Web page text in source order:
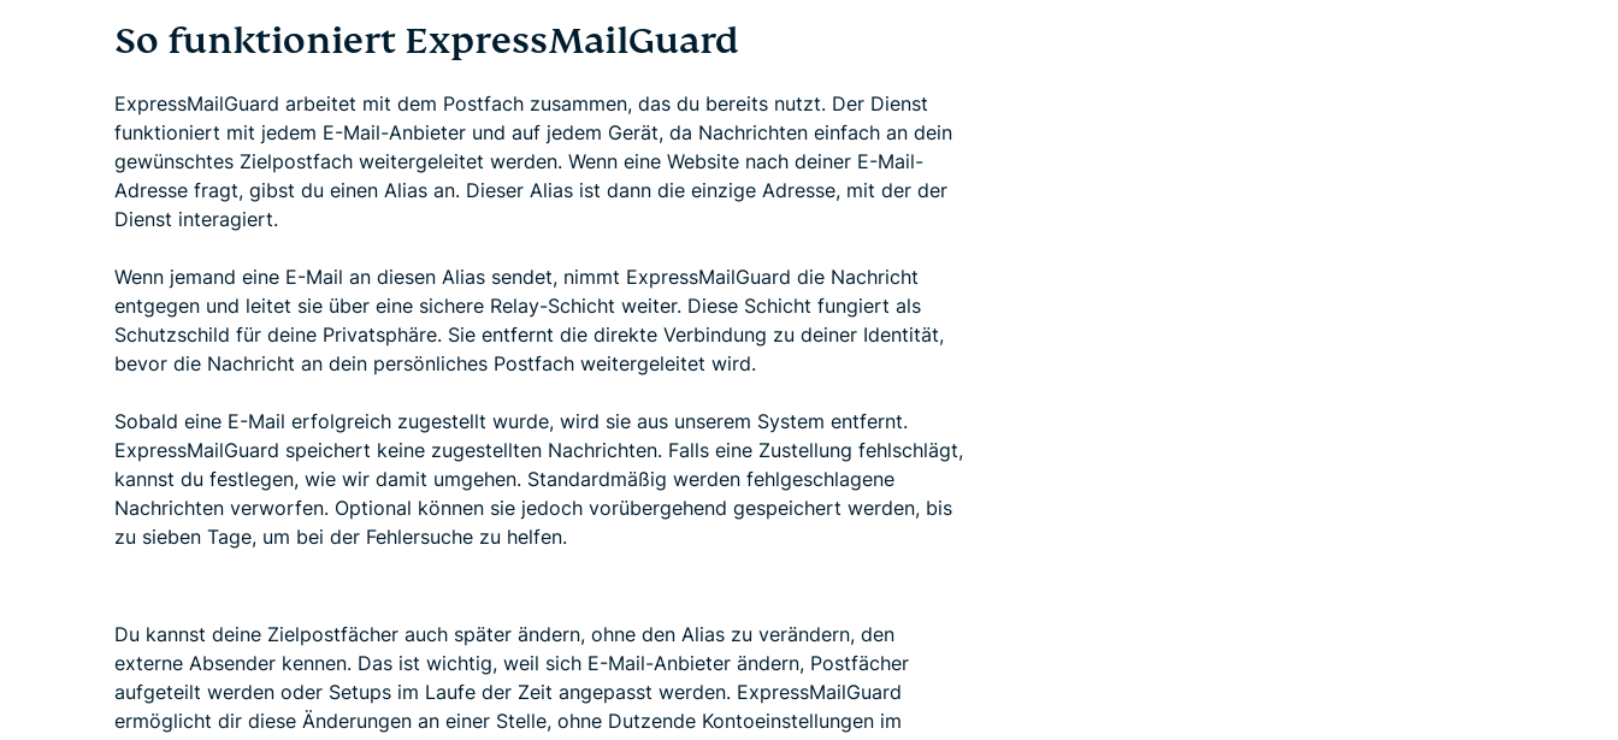
So funktioniert ExpressMailGuard
ExpressMailGuard arbeitet mit dem Postfach zusammen, das du bereits nutzt. Der Dienst
funktioniert mit jedem E-Mail-Anbieter und auf jedem Gerät, da Nachrichten einfach an dein
gewünschtes Zielpostfach weitergeleitet werden. Wenn eine Website nach deiner E-Mail-
Adresse fragt, gibst du einen Alias an. Dieser Alias ist dann die einzige Adresse, mit der der
Dienst interagiert.
Wenn jemand eine E-Mail an diesen Alias sendet, nimmt ExpressMailGuard die Nachricht
entgegen und leitet sie über eine sichere Relay-Schicht weiter. Diese Schicht fungiert als
Schutzschild für deine Privatsphäre. Sie entfernt die direkte Verbindung zu deiner Identität,
bevor die Nachricht an dein persönliches Postfach weitergeleitet wird.
Sobald eine E-Mail erfolgreich zugestellt wurde, wird sie aus unserem System entfernt.
ExpressMailGuard speichert keine zugestellten Nachrichten. Falls eine Zustellung fehlschlägt,
kannst du festlegen, wie wir damit umgehen. Standardmäßig werden fehlgeschlagene
Nachrichten verworfen. Optional können sie jedoch vorübergehend gespeichert werden, bis
zu sieben Tage, um bei der Fehlersuche zu helfen.
Du kannst deine Zielpostfächer auch später ändern, ohne den Alias zu verändern, den
externe Absender kennen. Das ist wichtig, weil sich E-Mail-Anbieter ändern, Postfächer
aufgeteilt werden oder Setups im Laufe der Zeit angepasst werden. ExpressMailGuard
ermöglicht dir diese Änderungen an einer Stelle, ohne Dutzende Kontoeinstellungen im